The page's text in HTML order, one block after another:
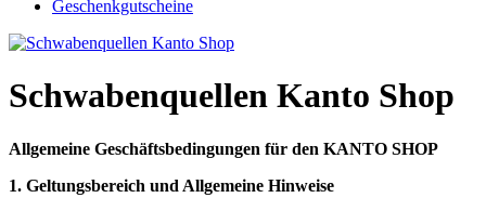
Geschenkgutscheine
Schwabenquellen Kanto Shop
Allgemeine Geschäftsbedingungen für den KANTO SHOP
1. Geltungsbereich und Allgemeine Hinweise